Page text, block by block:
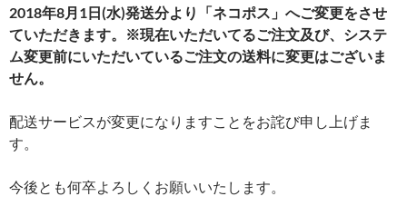
2018年8月1日(水)発送分より「ネコポス」へご変更をさせ
ていただきます。※現在いただいてるご注文及び、システ
ム変更前にいただいているご注文の送料に変更はございま
せん。
配送サービスが変更になりますことをお詫び申し上げま
す。
今後とも何卒よろしくお願いいたします。